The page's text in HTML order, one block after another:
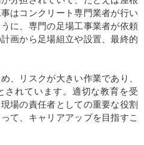
はコンクリート専門業者が行い
に、専門の足場工事業者が依頼
画から足場組立や設置、最終的
、リスクが大きい作業であり、
されています。適切な教育を受
場の責任者としての重要な役割
て、キャリアアップを目指すこ